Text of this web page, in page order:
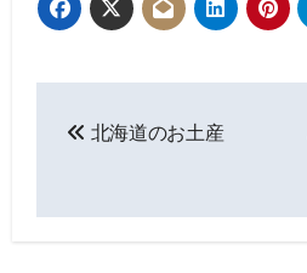
北海道のお土産